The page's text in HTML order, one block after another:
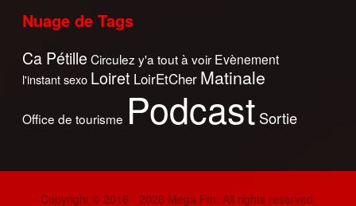
Nuage de Tags
Ca Pétille Circulez y'a tout à voir Evènement
l'instant sexo Loiret LoirEtCher Matinale
Office de tourisme Podcast Sortie
Copyright © 2016 - 2026 Mega Fm. All rights reserved.